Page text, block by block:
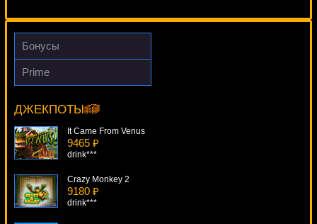
Supe It Up
1328 ₽
Kings Of Chicago
1474 ₽
Gamer***
Бонусы
Prime
ДЖЕКПОТЫ
Hold Your Horses
tank***
It Came From Venus
9465 ₽
drink***
Crazy Monkey 2
9180 ₽
drink***